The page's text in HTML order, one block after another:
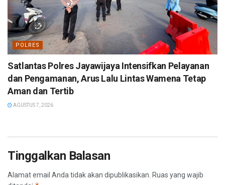
POLRES
Satlantas Polres Jayawijaya Intensifkan Pelayanan
dan Pengamanan, Arus Lalu Lintas Wamena Tetap
Aman dan Tertib
AGUSTUS 7, 2026
Tinggalkan Balasan
Alamat email Anda tidak akan dipublikasikan. Ruas yang wajib